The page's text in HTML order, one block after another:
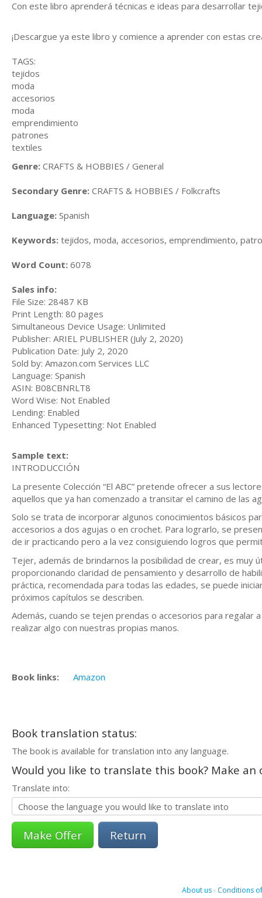
Con este libro aprenderá técnicas e ideas para desarrollar
¡Descargue ya este libro y comience a aprender con estas
TAGS:
tejidos
moda
accesorios
moda
emprendimiento
patrones
textiles
Genre: CRAFTS & HOBBIES / General
Secondary Genre: CRAFTS & HOBBIES / Folkcrafts
Language: Spanish
Keywords: tejidos, moda, accesorios, emprendimiento,
Word Count: 6078
Sales info:
File Size: 28487 KB
Print Length: 80 pages
Simultaneous Device Usage: Unlimited
Publisher: ARIEL PUBLISHER (July 2, 2020)
Publication Date: July 2, 2020
Sold by: Amazon.com Services LLC
Language: Spanish
ASIN: B08CBNRLT8
Word Wise: Not Enabled
Lending: Enabled
Enhanced Typesetting: Not Enabled
Sample text:
INTRODUCCIÓN
La presente Colección “El ABC” pretende ofrecer a sus
aquellos que ya han comenzado a transitar el camino de las
Solo se trata de incorporar algunos conocimientos básicos
accesorios a dos agujas o en crochet. Para lograrlo, se
de ir practicando pero a la vez consiguiendo logros que
Tejer, además de brindarnos la posibilidad de crear, es muy
proporcionando claridad de pensamiento y desarrollo de
práctica, recomendada para todas las edades, se puede
próximos capítulos se describen.
Además, cuando se tejen prendas o accesorios para regalar
realizar algo con nuestras propias manos.
Book links: Amazon
Book translation status:
The book is available for translation into any language.
Would you like to translate this book? Make
Translate into:
Return
About us- Conditions